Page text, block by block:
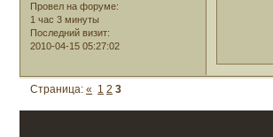
Провел на форуме:
1 час 3 минуты
Последний визит:
2010-04-15 05:27:02
Страница:« 1 2 3